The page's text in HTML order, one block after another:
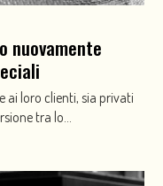
nuovamente
ai loro clienti, sia privati
tra lo...